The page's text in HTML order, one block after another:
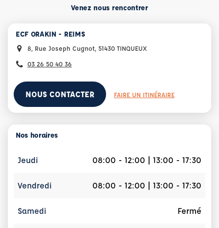
Venez nous rencontrer
ECF ORAKIN - REIMS
8, Rue Joseph Cugnot, 51430 TINQUEUX
03 26 50 40 36
NOUS CONTACTER FAIRE UN ITINÉRAIRE
Nos horaires
Jeudi 08:00 - 12:00 | 13:00 - 17:30
Vendredi 08:00 - 12:00 | 13:00 - 17:30
Samedi Fermé